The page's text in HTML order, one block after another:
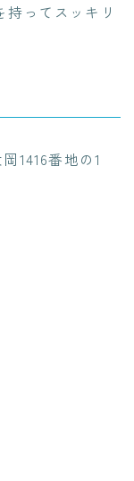
ってスッキリ
1416番地の1